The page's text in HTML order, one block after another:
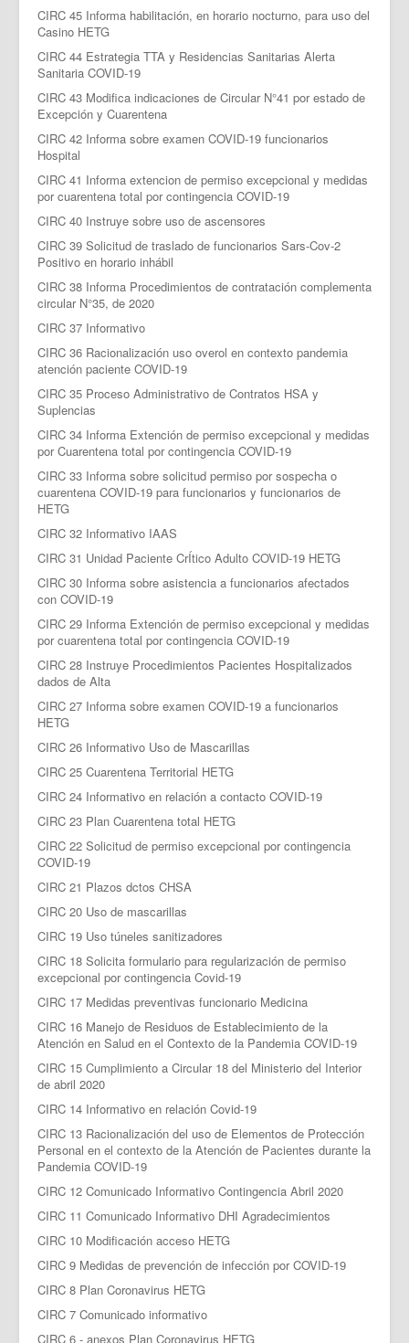
CIRC 45 Informa habilitación, en horario nocturno, para uso del
Casino HETG
CIRC 44 Estrategia TTA y Residencias Sanitarias Alerta
Sanitaria COVID-19
CIRC 43 Modifica indicaciones de Circular N°41 por estado de
Excepción y Cuarentena
CIRC 42 Informa sobre examen COVID-19 funcionarios
Hospital
CIRC 41 Informa extencion de permiso excepcional y medidas
por cuarentena total por contingencia COVID-19
CIRC 40 Instruye sobre uso de ascensores
CIRC 39 Solicitud de traslado de funcionarios Sars-Cov-2
Positivo en horario inhábil
CIRC 38 Informa Procedimientos de contratación complementa
circular N°35, de 2020
CIRC 37 Informativo
CIRC 36 Racionalización uso overol en contexto pandemia
atención paciente COVID-19
CIRC 35 Proceso Administrativo de Contratos HSA y
Suplencias
CIRC 34 Informa Extención de permiso excepcional y medidas
por Cuarentena total por contingencia COVID-19
CIRC 33 Informa sobre solicitud permiso por sospecha o
cuarentena COVID-19 para funcionarios y funcionarios de
HETG
CIRC 32 Informativo IAAS
CIRC 31 Unidad Paciente CrÍtico Adulto COVID-19 HETG
CIRC 30 Informa sobre asistencia a funcionarios afectados
con COVID-19
CIRC 29 Informa Extención de permiso excepcional y medidas
por cuarentena total por contingencia COVID-19
CIRC 28 Instruye Procedimientos Pacientes Hospitalizados
dados de Alta
CIRC 27 Informa sobre examen COVID-19 a funcionarios
HETG
CIRC 26 Informativo Uso de Mascarillas
CIRC 25 Cuarentena Territorial HETG
CIRC 24 Informativo en relación a contacto COVID-19
CIRC 23 Plan Cuarentena total HETG
CIRC 22 Solicitud de permiso excepcional por contingencia
COVID-19
CIRC 21 Plazos dctos CHSA
CIRC 20 Uso de mascarillas
CIRC 19 Uso túneles sanitizadores
CIRC 18 Solicita formulario para regularización de permiso
excepcional por contingencia Covid-19
CIRC 17 Medidas preventivas funcionario Medicina
CIRC 16 Manejo de Residuos de Establecimiento de la
Atención en Salud en el Contexto de la Pandemia COVID-19
CIRC 15 Cumplimiento a Circular 18 del Ministerio del Interior
de abril 2020
CIRC 14 Informativo en relación Covid-19
CIRC 13 Racionalización del uso de Elementos de Protección
Personal en el contexto de la Atención de Pacientes durante la
Pandemia COVID-19
CIRC 12 Comunicado Informativo Contingencia Abril 2020
CIRC 11 Comunicado Informativo DHI Agradecimientos
CIRC 10 Modificación acceso HETG
CIRC 9 Medidas de prevención de infección por COVID-19
CIRC 8 Plan Coronavirus HETG
CIRC 7 Comunicado informativo
CIRC 6 - anexos Plan Coronavirus HETG